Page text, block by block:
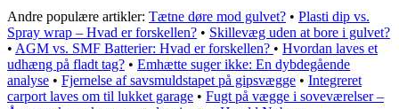
Andre populære artikler: Tætne døre mod gulvet? • Plasti dip vs.
Spray wrap – Hvad er forskellen? • Skillevæg uden at bore i gulvet?
• AGM vs. SMF Batterier: Hvad er forskellen? • Hvordan laves et
udhæng på fladt tag? • Emhætte suger ikke: En dybdegående
analyse • Fjernelse af savsmuldstapet på gipsvægge • Integreret
carport laves om til lukket garage • Fugt på vægge i soveværelser –